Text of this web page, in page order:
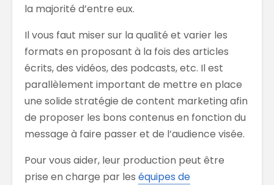
la majorité d’entre eux.
Il vous faut miser sur la qualité et varier les
formats en proposant à la fois des articles
écrits, des vidéos, des podcasts, etc. Il est
parallèlement important de mettre en place
une solide stratégie de content marketing afin
de proposer les bons contenus en fonction du
message à faire passer et de l’audience visée.
Pour vous aider, leur production peut être
prise en charge par les équipes de